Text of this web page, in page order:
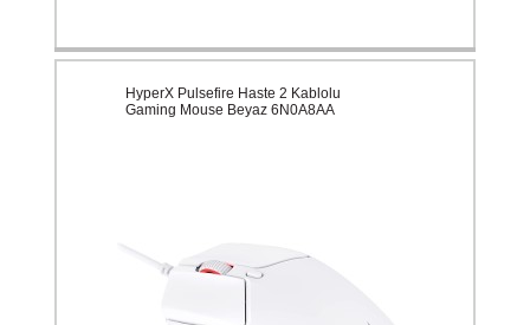
HyperX Pulsefire Haste 2 Kablolu
Gaming Mouse Beyaz 6N0A8AA